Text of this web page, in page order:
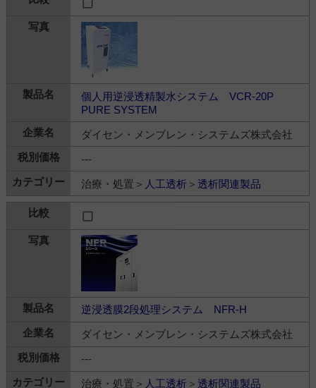
個人用逆浸透精製水システム VCR-20P
PURE SYSTEM
ダイセン・メンブレン・システムズ株式会社
---
治療・処置＞ 人工透析＞ 透析関連製品
逆浸透膜2段処理システム NFR-H
ダイセン・メンブレン・システムズ株式会社
---
治療・処置＞ 人工透析＞ 透析関連製品